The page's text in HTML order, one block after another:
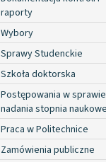
raporty
Wybory
Sprawy Studenckie
Szkoła doktorska
Postępowania w sprawie
nadania stopnia
Praca w Politechnice
Zamówienia publiczne